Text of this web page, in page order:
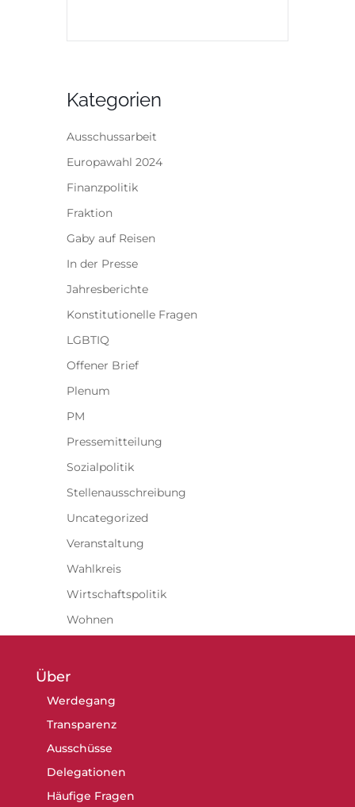
Kategorien
Ausschussarbeit
Europawahl 2024
Finanzpolitik
Fraktion
Gaby auf Reisen
In der Presse
Jahresberichte
Konstitutionelle Fragen
LGBTIQ
Offener Brief
Plenum
PM
Pressemitteilung
Sozialpolitik
Stellenausschreibung
Uncategorized
Veranstaltung
Wahlkreis
Wirtschaftspolitik
Wohnen
Über
Werdegang
Transparenz
Ausschüsse
Delegationen
Häufige Fragen